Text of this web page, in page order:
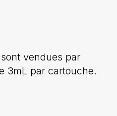
vendues par
3mL par cartouche.